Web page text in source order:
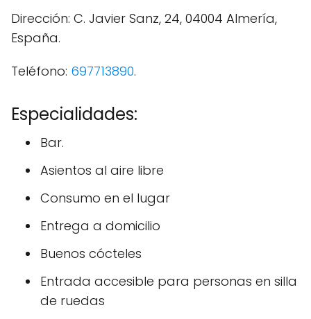
Dirección: C. Javier Sanz, 24, 04004 Almería,
España.
Teléfono: 697713890.
Especialidades:
Bar.
Asientos al aire libre
Consumo en el lugar
Entrega a domicilio
Buenos cócteles
Entrada accesible para personas en silla
de ruedas